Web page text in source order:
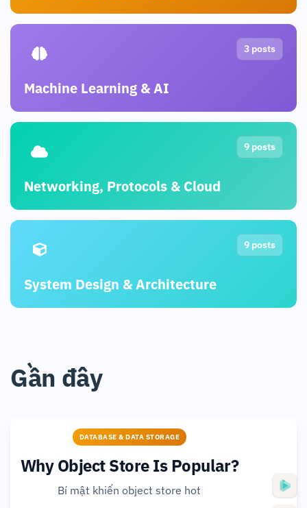
3 posts
Machine Learning & AI
9 posts
Networking, Protocols & Cloud
9 posts
System Design & Architecture
Gần đây
DATABASE & DATA STORAGE
Why Object Store Is Popular?
Bí mật khiến object store hot